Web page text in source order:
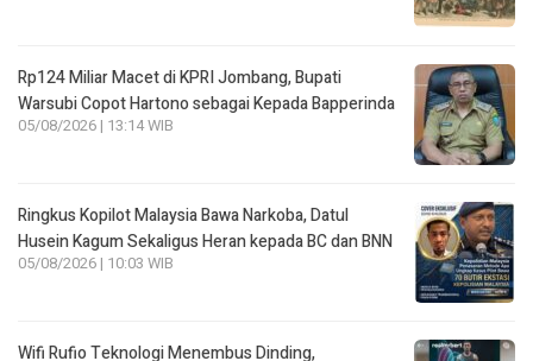
Rp124 Miliar Macet di KPRI Jombang, Bupati
Warsubi Copot Hartono sebagai Kepada Bapperinda
05/08/2026 | 13:14 WIB
Ringkus Kopilot Malaysia Bawa Narkoba, Datul
Husein Kagum Sekaligus Heran kepada BC dan BNN
05/08/2026 | 10:03 WIB
Wifi Rufio Teknologi Menembus Dinding,